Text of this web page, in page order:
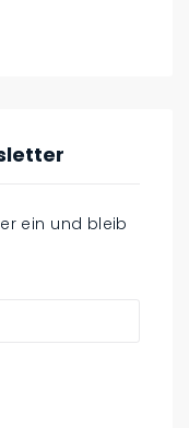
ein und bleib